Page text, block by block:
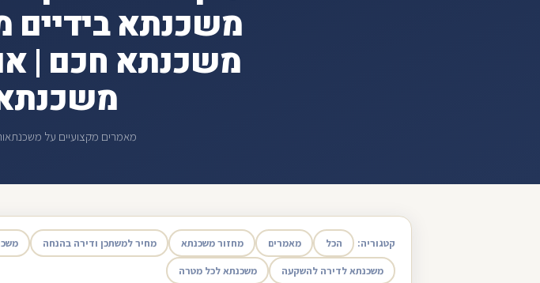
משכנתא בידיים
משכנתא חכם |
מאמרים מקצועיים על
קטגוריה: הכל מאמרים מחזור משכנתא מחיר למשתכן ודירה בהנחה
משכנתא לדירה להשקעה משכנתא לכל מטרה